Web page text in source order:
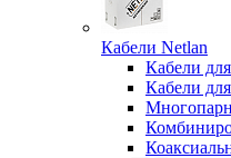
Кабели Netlan
Кабели
Кабели